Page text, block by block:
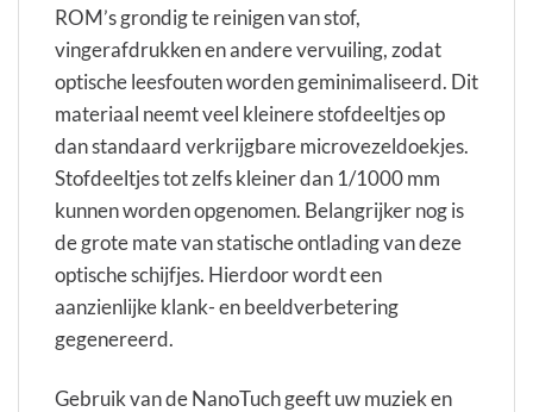
ROM’s grondig te reinigen van stof,
vingerafdrukken en andere vervuiling, zodat
optische leesfouten worden geminimaliseerd. Dit
materiaal neemt veel kleinere stofdeeltjes op
dan standaard verkrijgbare microvezeldoekjes.
Stofdeeltjes tot zelfs kleiner dan 1/1000 mm
kunnen worden opgenomen. Belangrijker nog is
de grote mate van statische ontlading van deze
optische schijfjes. Hierdoor wordt een
aanzienlijke klank- en beeldverbetering
gegenereerd.
Gebruik van de NanoTuch geeft uw muziek en